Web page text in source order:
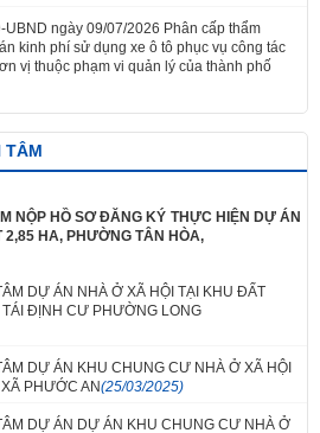
ngày 09/07/2026 Phân cấp thẩm
kinh phí sử dụng xe ô tô phục vụ công tác
vị thuộc phạm vi quản lý của thành phố
TÂM
NỘP HỒ SƠ ĐĂNG KÝ THỰC HIỆN DỰ ÁN
HA, PHƯỜNG TÂN HÒA,
DỰ ÁN NHÀ Ở XÃ HỘI TẠI KHU ĐẤT
ĐỊNH CƯ PHƯỜNG LONG
DỰ ÁN KHU CHUNG CƯ NHÀ Ở XÃ HỘI
PHƯỚC AN(25/03/2025)
DỰ ÁN DỰ ÁN KHU CHUNG CƯ NHÀ Ở